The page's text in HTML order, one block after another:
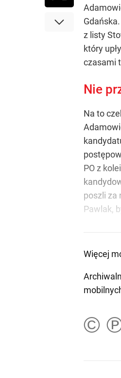
z listy
który
czasami
Nie
Na to
PO z
poszli za
Pawlak,
Więcej
©